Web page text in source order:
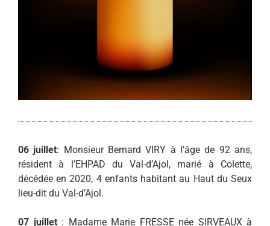
06 juillet: Monsieur Bernard VIRY à l’âge de 92 ans,
résident à l’EHPAD du Val-d’Ajol, marié à Colette,
décédée en 2020, 4 enfants habitant au Haut du Seux
lieu-dit du Val-d’Ajol.
07 juillet: Madame Marie FRESSE née SIRVEAUX à